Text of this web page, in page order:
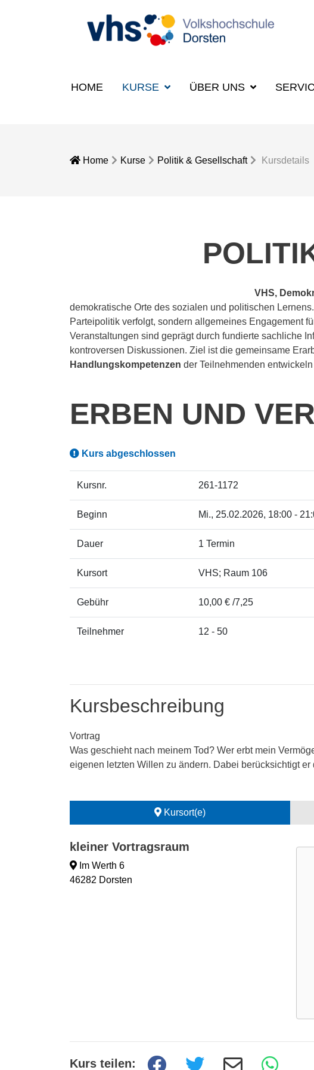
HOME KURSE ÜBER UNS
Home Kurse Politik & Gesellschaft Kursdetails
VHS,
demokratische Orte des sozialen und politischen
Parteipolitik verfolgt, sondern allgemeines Engagement
Veranstaltungen sind geprägt durch fundierte sachliche
kontroversen Diskussionen. Ziel ist die gemeinsame
Handlungskompetenzen der Teilnehmenden
ERBEN UND
Kurs abgeschlossen
Kursnr. 261-1172
Beginn Mi., 25.02.2026, 18:00 -
Dauer 1 Termin
Kursort VHS; Raum 106
Gebühr 10,00 € /7,25
Teilnehmer 12 - 50
Kursbeschreibung
Vortrag
Was geschieht nach meinem Tod? Wer erbt mein
eigenen letzten Willen zu ändern. Dabei berücksichtigt
Kursort(e)
kleiner Vortragsraum
Im Werth 6
46282 Dorsten
Kurs teilen: